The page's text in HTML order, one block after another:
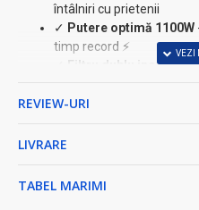
întâlniri cu prietenii
✓ Putere optimă 1100W
timp record ⚡
Filtru dublu inox-
✓Termometru frontal
✓
● Caracteristici tehnice
REVIEW-URI
LIVRARE
TABEL MARIMI